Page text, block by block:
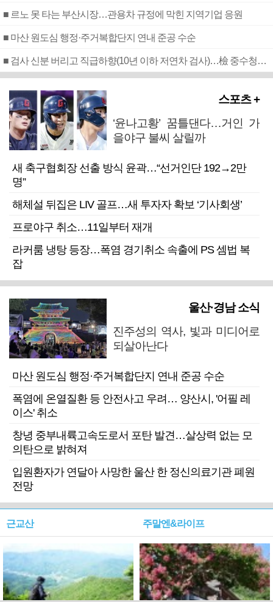
■ 르노 못 타는 부산시장…관용차 규정에 막힌 지역기업 응원
■ 마산 원도심 행정·주거복합단지 연내 준공 수순
■ 검사 신분 버리고 직급하향(10년 이하 저연차 검사)…檢 중수청행 기피
스포츠 +
‘윤나고황’ 꿈틀댄다…거인 가
을야구 불씨 살릴까
새 축구협회장 선출 방식 윤곽…“선거인단 192→2만
명”
해체설 뒤집은 LIV 골프…새 투자자 확보 ‘기사회생’
프로야구 취소…11일부터 재개
라커룸 냉탕 등장…폭염 경기취소 속출에 PS 셈법 복
잡
울산·경남 소식
진주성의 역사, 빛과 미디어로
되살아난다
마산 원도심 행정·주거복합단지 연내 준공 수순
폭염에 온열질환 등 안전사고 우려… 양산시, '어필 레
이스' 취소
창녕 중부내륙고속도로서 포탄 발견…살상력 없는 모
의탄으로 밝혀져
입원환자가 연달아 사망한 울산 한 정신의료기관 폐원
전망
근교산 주말엔&라이프